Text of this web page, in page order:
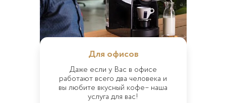
Для офисов
Даже если у Вас в офисе
работают всего два человека и
вы любите вкусный кофе– наша
услуга для вас!